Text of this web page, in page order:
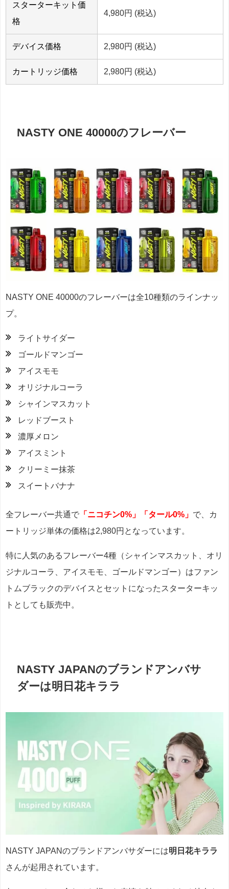
スターターキット価
格
4,980円 (税込)
デバイス価格 2,980円 (税込)
カートリッジ価格 2,980円 (税込)
NASTY ONE 40000のフレーバー
NASTY ONE 40000のフレーバーは全10種類のラインナッ
プ。
ライトサイダー
ゴールドマンゴー
アイスモモ
オリジナルコーラ
シャインマスカット
レッドブースト
濃厚メロン
アイスミント
クリーミー抹茶
スイートバナナ
全フレーバー共通で 「ニコチン0%」「タール0%」 で、カ
ートリッジ単体の価格は2,980円となっています。
特に人気のあるフレーバー4種（シャインマスカット、オリ
ジナルコーラ、アイスモモ、ゴールドマンゴー）はファン
トムブラックのデバイスとセットになったスターターキッ
トとしても販売中。
NASTY JAPANのブランドアンバサ
ダーは明日花キララ
NASTY JAPANのブランドアンバサダーには明日花キララ
さんが起用されています。